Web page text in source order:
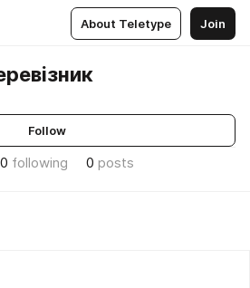
About Teletype Join
Follow
0 following 0 posts